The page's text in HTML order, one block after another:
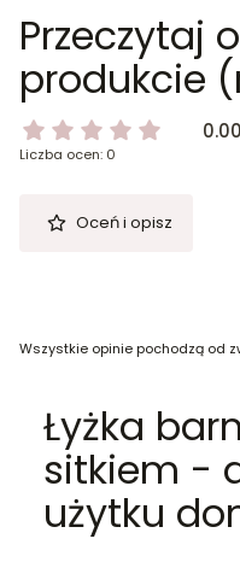
Przeczytaj
produkcie
0.00
Liczba ocen: 0
Oceń i opisz
Wszystkie opinie pochodzą od
Łyżka
sitkiem -
użytku